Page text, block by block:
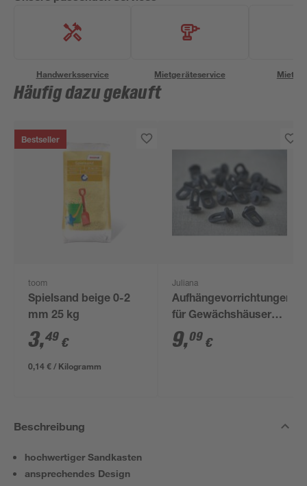
Handwerksservice Mietgeräteservice
Häufig dazu gekauft
Bestseller
toom
Spielsand beige 0-2
mm 25 kg
3,49 €
0,14 € / Kilogramm
Juliana
Aufhängevorrichtungen
für Gewächshäuser
schwarz 20 Stück
9,09 €
Beschreibung
hochwertiger Sandkasten
ansprechendes Design